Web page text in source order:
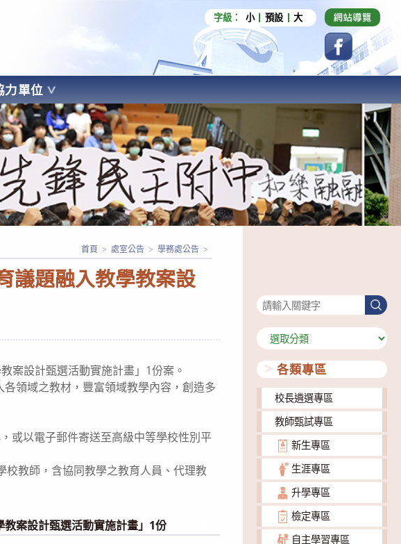
字級： 小 預設 大
力單位
議題融入教學教案設
首頁 > 處室公告 > 學務處公告 >
案設計甄選活動實施計畫」1份案。
領域之教材，豐富領域教學內容，創造多
或以電子郵件寄送至高級中等學校性別平
教師，含協同教學之教育人員、代理教
案設計甄選活動實施計畫」1份
搜
尋
分
類
各類專區
校長遴選專區
教師甄試專區
新生專區
生涯專區
升學專區
檢定專區
自主學習專區